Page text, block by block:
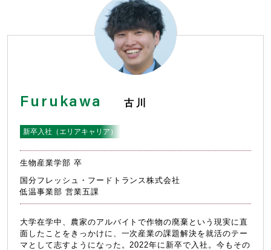
学生だった、あの頃。
学生だった、あの頃。
Region
ゼンコクノコクブ
Environment
人材育成・キャリア働き方・福利厚生
人材育成・キャリア
Furukawa 古川
新卒入社（エリアキャリア）
生物産業学部 卒
国分フレッシュ・フードトランス株式会社
低温事業部 営業五課
大学在学中、農家のアルバイトで作物の廃棄という現実に直
面したことをきっかけに、一次産業の課題解決を就活のテー
マとして志すようになった。2022年に新卒で入社。今もその